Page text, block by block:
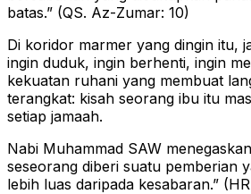
batas.” (QS. Az-Zumar: 10)
Di koridor marmer yang dingin itu,
ingin duduk, ingin berhenti, ingin
kekuatan ruhani yang membuat
terangkat: kisah seorang ibu itu
setiap jamaah.
Nabi Muhammad SAW
seseorang diberi suatu pemberian
lebih luas daripada kesabaran.”